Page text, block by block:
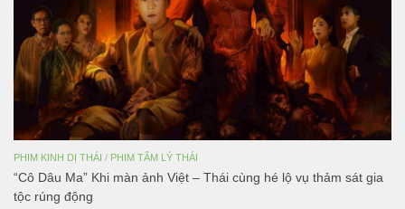
PHIM KINH DỊ THÁI / PHIM TÂM LÝ THÁI
“Cô Dâu Ma” Khi màn ảnh Việt – Thái cùng hé lộ vụ thảm sát gia
tộc rúng động